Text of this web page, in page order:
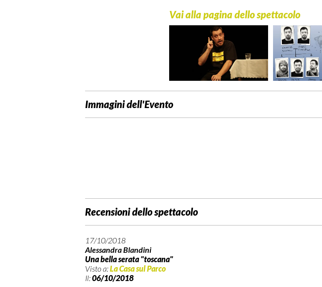
Vai alla pagina dello spettacolo
Immagini dell'Evento
Recensioni dello spettacolo
17/10/2018
Alessandra Blandini
Una bella serata "toscana"
Visto a:La Casa sul Parco
Il:06/10/2018